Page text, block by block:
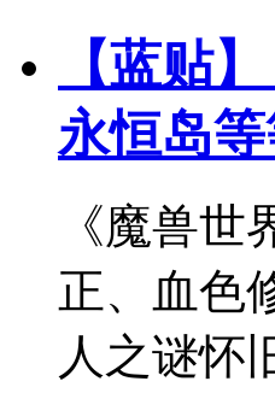
【蓝贴
永恒岛
《魔兽
正、血色
人之谜怀